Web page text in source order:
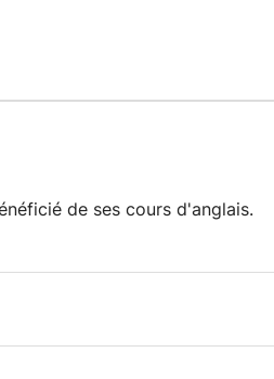
de ses cours d'anglais.